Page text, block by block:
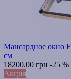
Мансардное окно
см
18200.00 грн -25 %
Акция